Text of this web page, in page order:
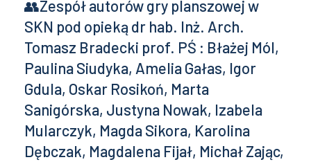
👥Zespół autorów gry planszowej w
SKN pod opieką dr hab. Inż. Arch.
Tomasz Bradecki prof. PŚ : Błażej Mól,
Paulina Siudyka, Amelia Gałas, Igor
Gdula, Oskar Rosikoń, Marta
Sanigórska, Justyna Nowak, Izabela
Mularczyk, Magda Sikora, Karolina
Dębczak, Magdalena Fijał, Michał Zając,